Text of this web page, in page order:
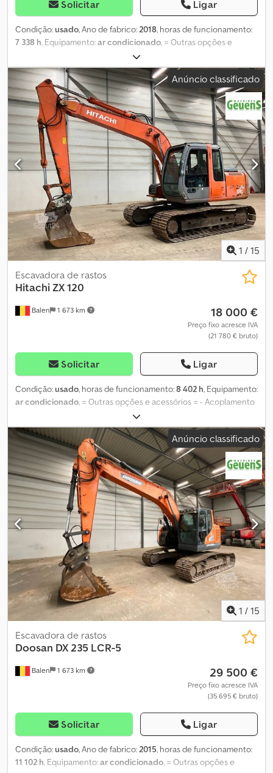
Solicitar Ligar
Condição:usado, Ano de fabrico:2018, horas de funcionamento:
7 338 h, Equipamento:ar condicionado, = Outras opções e
acessórios = Crsdpfx Aezr Ic Ioflof - Engate rápido
automático/hidráulico - Pá niveladora = Outras informações =
Peso vazio: 13.880 kg Para mais informações, entre em contato
com Geert Geuens.
Anúncio classificado
1 / 15
Balen 1 673 km
Escavadora de rastos
HitachiZX 120
18 000 €
Preço fixo acresce IVA
(21 780 € bruto)
Solicitar Ligar
Condição:usado, horas de funcionamento:8 402 h, Equipamento:
ar condicionado, = Outras opções e acessórios = - Acoplamento
rápido automático/hidráulico - Pá de escavação padrão = Mais
informações = Cedpfszr Iczox Aflsrf Peso em ordem de marcha:
12.500 kg Contacte Geert Geuens para obter mais informações.
Anúncio classificado
1 / 15
Balen 1 673 km
Escavadora de rastos
Doosan DX 235 LCR-5
29 500 €
Preço fixo acresce IVA
(35 695 € bruto)
Solicitar Ligar
Condição:usado, Ano de fabrico:2015, horas de funcionamento:
11 102 h, Equipamento:ar condicionado, = Outras opções e